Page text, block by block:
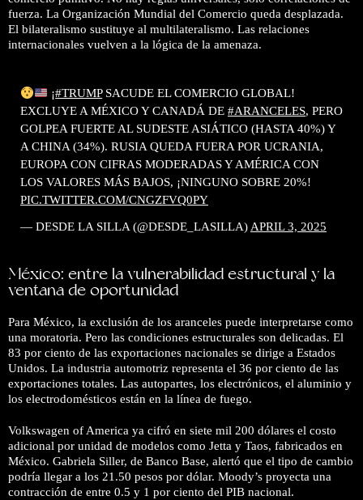
fuerza. La Organización Mundial del Comercio queda desplazada.
El bilateralismo sustituye al multilateralismo. Las relaciones
internacionales vuelven a la lógica de la amenaza.
¡#TRUMPSACUDE EL COMERCIO GLOBAL!
EXCLUYE A MÉXICO Y CANADÁ DE #ARANCELES, PERO
GOLPEA FUERTE AL SUDESTE ASIÁTICO (HASTA 40%) Y
A CHINA (34%). RUSIA QUEDA FUERA POR UCRANIA,
EUROPA CON CIFRAS MODERADAS Y AMÉRICA CON
LOS VALORES MÁS BAJOS, ¡NINGUNO SOBRE 20%!
PIC.TWITTER.COM/CNGZFVQ0PY
— DESDE LA SILLA (@DESDE_LASILLA) APRIL 3, 2025
México: entre la vulnerabilidad estructural y la
ventana de oportunidad
Para México, la exclusión de los aranceles puede interpretarse como
una moratoria. Pero las condiciones estructurales son delicadas. El
83 por ciento de las exportaciones nacionales se dirige a Estados
Unidos. La industria automotriz representa el 36 por ciento de las
exportaciones totales. Las autopartes, los electrónicos, el aluminio y
los electrodomésticos están en la línea de fuego.
Volkswagen of America ya cifró en siete mil 200 dólares el costo
adicional por unidad de modelos como Jetta y Taos, fabricados en
México. Gabriela Siller, de Banco Base, alertó que el tipo de cambio
podría llegar a los 21.50 pesos por dólar. Moody’s proyecta una
contracción de entre 0.5 y 1 por ciento del PIB nacional.